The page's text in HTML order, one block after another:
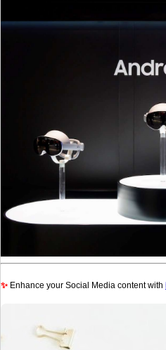
✨ Enhance your Social Media content with